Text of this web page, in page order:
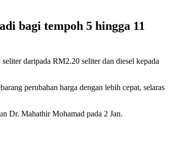
bagi tempoh 5 hingga 11
daripada RM2.20 seliter dan diesel kepada
perubahan harga dengan lebih cepat, selaras
Dr. Mahathir Mohamad pada 2 Jan.